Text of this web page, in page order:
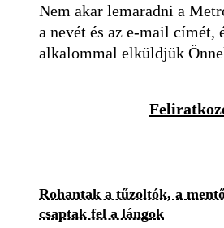
Nem akar lemaradni a
a nevét és az e-mail címét,
alkalommal elküldjük
Rohantak a tűzoltók, a
csaptak fel a lángok